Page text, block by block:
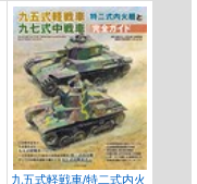
九五式軽戦車/特二式内火